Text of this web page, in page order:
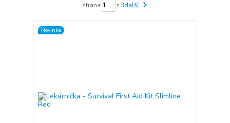
strana z 3další
Novinka